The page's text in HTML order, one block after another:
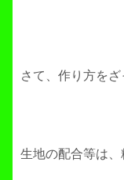
さて、作り方をざ
生地の配合等は、